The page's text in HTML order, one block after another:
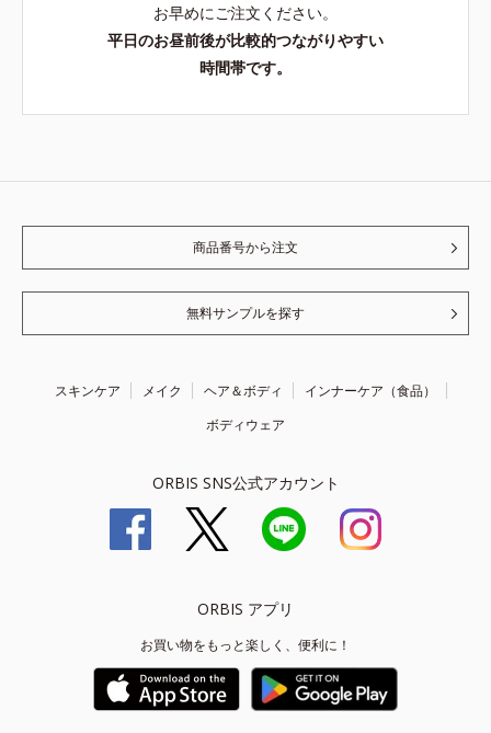
お早めにご注文ください。
平日のお昼前後が比較的つながりやすい
時間帯です。
商品番号から注文
無料サンプルを探す
スキンケア メイク ヘア＆ボディ
インナーケア（食品）
ボディウェア
ORBIS SNS公式アカウント
ORBIS アプリ
お買い物をもっと楽しく、便利に！